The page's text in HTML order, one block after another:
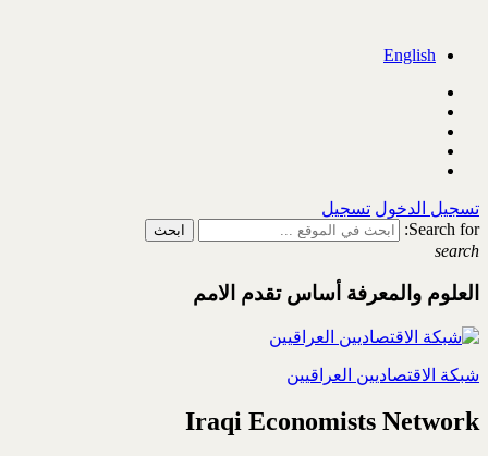
English
تسجيل الدخول تسجيل
Search for:
search
العلوم والمعرفة أساس تقدم الامم
شبكة الاقتصاديين العراقيين
Iraqi Economists Network